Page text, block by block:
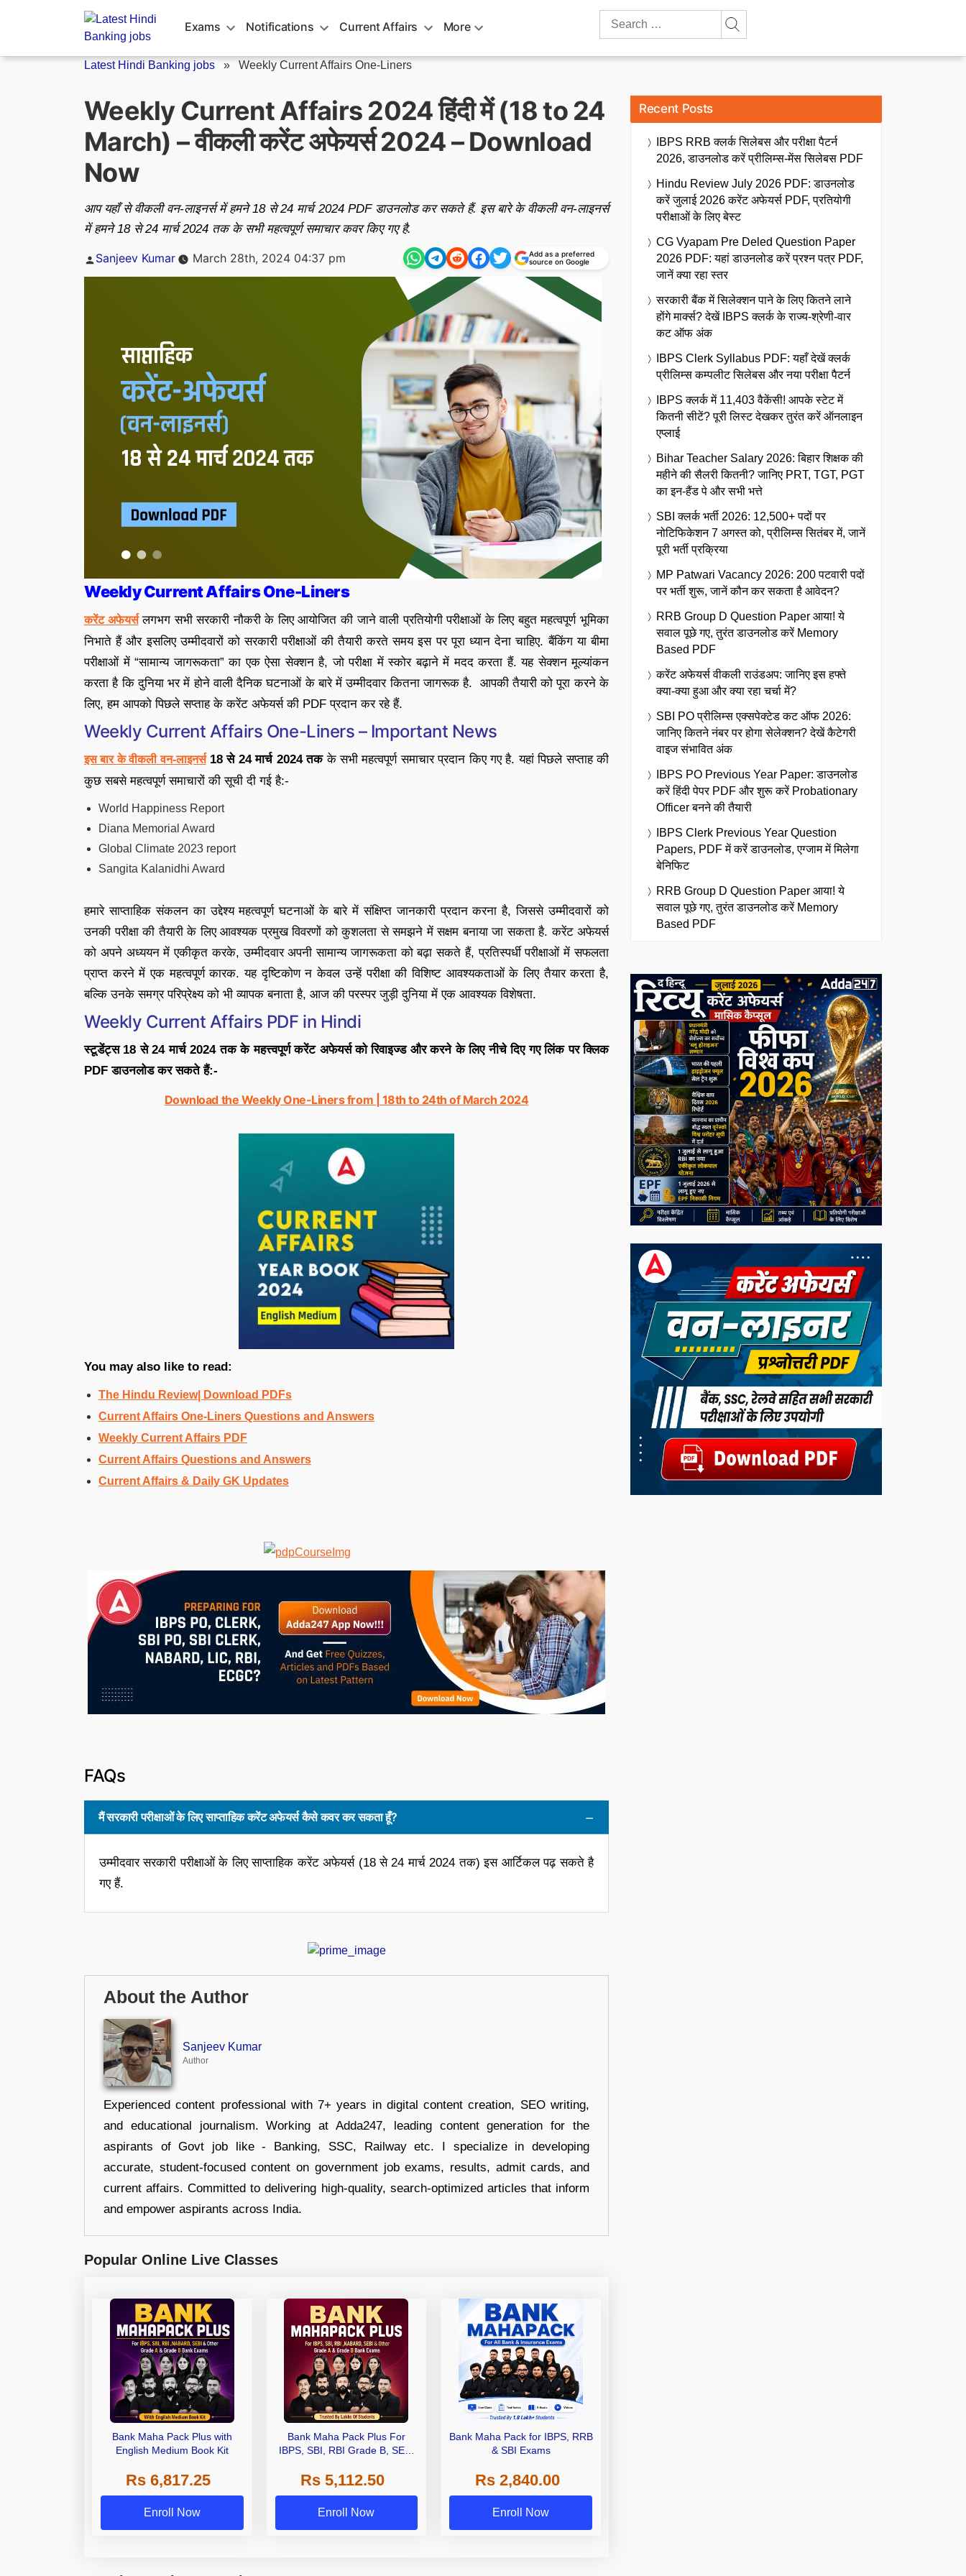
Exams Notifications Current Affairs More
Search
Latest Hindi Banking jobs » Weekly Current Affairs One-Liners
Weekly Current Affairs 2024 हिंदी में (18 to 24
March) – वीकली करेंट अफेयर्स 2024 – Download
Now
आप यहाँ से वीकली वन-लाइनर्स में हमने 18 से 24 मार्च 2024 PDF डाउनलोड कर सकते हैं. इस बारे के वीकली वन-लाइनर्स
में हमने 18 से 24 मार्च 2024 तक के सभी महत्वपूर्ण समाचार कवर किए गए है.
Posted
Sanjeev Kumar March 28th, 2024 04:37 pm
Add as a preferred
source on Google
Weekly Current Affairs One-Liners
करेंट अफेयर्सलगभग सभी सरकारी नौकरी के लिए आयोजित की जाने वाली प्रतियोगी परीक्षाओं के लिए बहुत महत्वपूर्ण भूमिका
निभाते हैं और इसलिए उम्मीदवारों को सरकारी परीक्षाओं की तैयारी करते समय इस पर पूरा ध्यान देना चाहिए. बैंकिंग या बीमा
परीक्षाओं में “सामान्य जागरूकता” का एक ऐसा सेक्शन है, जो परीक्षा में स्कोर बढ़ाने में मदद करता हैं. यह सेक्शन मूल्यांकन
करता है कि दुनिया भर में होने वाली दैनिक घटनाओं के बारे में उम्मीदवार कितना जागरूक है. आपकी तैयारी को पूरा करने के
लिए, हम आपको पिछले सप्ताह के करेंट अफेयर्स की PDF प्रदान कर रहे हैं.
Weekly Current Affairs One-Liners – Important News
इस बार के वीकली वन-लाइनर्स 18 से 24 मार्च 2024 तकके सभी महत्वपूर्ण समाचार प्रदान किए गए है. यहां पिछले सप्ताह की
कुछ सबसे महत्वपूर्ण समाचारों की सूची दी गई है:-
World Happiness Report
Diana Memorial Award
Global Climate 2023 report
Sangita Kalanidhi Award
हमारे साप्ताहिक संकलन का उद्देश्य महत्वपूर्ण घटनाओं के बारे में संक्षिप्त जानकारी प्रदान करना है, जिससे उम्मीदवारों को
उनकी परीक्षा की तैयारी के लिए आवश्यक प्रमुख विवरणों को कुशलता से समझने में सक्षम बनाया जा सकता है. करेंट अफेयर्स
को अपने अध्ययन में एकीकृत करके, उम्मीदवार अपनी सामान्य जागरूकता को बढ़ा सकते हैं, प्रतिस्पर्धी परीक्षाओं में सफलता
प्राप्त करने में एक महत्वपूर्ण कारक. यह दृष्टिकोण न केवल उन्हें परीक्षा की विशिष्ट आवश्यकताओं के लिए तैयार करता है,
बल्कि उनके समग्र परिप्रेक्ष्य को भी व्यापक बनाता है, आज की परस्पर जुड़ी दुनिया में एक आवश्यक विशेषता.
Weekly Current Affairs PDF in Hindi
स्टूडेंट्स 18 से 24 मार्च 2024 तक के महत्त्वपूर्ण करेंट अफेयर्स को रिवाइज्ड और करने के लिए नीचे दिए गए लिंक पर क्लिक
PDF डाउनलोड कर सकते हैं:-
Download the Weekly One-Liners from | 18th to 24th of March 2024
You may also like to read:
The Hindu Review| Download PDFs
Current Affairs One-Liners Questions and Answers
Weekly Current Affairs PDF
Current Affairs Questions and Answers
Current Affairs & Daily GK Updates
FAQs
मैं सरकारी परीक्षाओं के लिए साप्ताहिक करेंट अफेयर्स कैसे कवर कर सकता हूँ?
उम्मीदवार सरकारी परीक्षाओं के लिए साप्ताहिक करेंट अफेयर्स (18 से 24 मार्च 2024 तक) इस आर्टिकल पढ़ सकते है
गए हैं.
About the Author
Sanjeev Kumar
Author
Experienced content professional with 7+ years in digital content creation, SEO writing,
and educational journalism. Working at Adda247, leading content generation for the
aspirants of Govt job like - Banking, SSC, Railway etc. I specialize in developing
accurate, student-focused content on government job exams, results, admit cards, and
current affairs. Committed to delivering high-quality, search-optimized articles that inform
and empower aspirants across India.
Popular Online Live Classes
Bank Maha Pack Plus with
English Medium Book Kit
Rs 6,817.25
Enroll Now
Bank Maha Pack Plus For
IBPS, SBI, RBI Grade B, SEBI
Other Grade A & Grade B Bank
Exams
Rs 5,112.50
Enroll Now
Bank Maha Pack for IBPS, RRB
& SBI Exams
Rs 2,840.00
Enroll Now
Recent Posts
IBPS RRB क्लर्क सिलेबस और परीक्षा पैटर्न
2026, डाउनलोड करें प्रीलिम्स-मेंस सिलेबस PDF
Hindu Review July 2026 PDF: डाउनलोड
करें जुलाई 2026 करेंट अफेयर्स PDF, प्रतियोगी
परीक्षाओं के लिए बेस्ट
CG Vyapam Pre Deled Question Paper
2026 PDF: यहां डाउनलोड करें प्रश्न पत्र PDF,
जानें क्या रहा स्तर
सरकारी बैंक में सिलेक्शन पाने के लिए कितने लाने
होंगे मार्क्स? देखें IBPS क्लर्क के राज्य-श्रेणी-वार
कट ऑफ अंक
IBPS Clerk Syllabus PDF: यहाँ देखें क्लर्क
प्रीलिम्स कम्पलीट सिलेबस और नया परीक्षा पैटर्न
IBPS क्लर्क में 11,403 वैकेंसी! आपके स्टेट में
कितनी सीटें? पूरी लिस्ट देखकर तुरंत करें ऑनलाइन
एप्लाई
Bihar Teacher Salary 2026: बिहार शिक्षक की
महीने की सैलरी कितनी? जानिए PRT, TGT, PGT
का इन-हैंड पे और सभी भत्ते
SBI क्लर्क भर्ती 2026: 12,500+ पदों पर
नोटिफिकेशन 7 अगस्त को, प्रीलिम्स सितंबर में, जानें
पूरी भर्ती प्रक्रिया
MP Patwari Vacancy 2026: 200 पटवारी पदों
पर भर्ती शुरू, जानें कौन कर सकता है आवेदन?
RRB Group D Question Paper आया! ये
सवाल पूछे गए, तुरंत डाउनलोड करें Memory
Based PDF
करेंट अफेयर्स वीकली राउंडअप: जानिए इस हफ्ते
क्या-क्या हुआ और क्या रहा चर्चा में?
SBI PO प्रीलिम्स एक्सपेक्टेड कट ऑफ 2026:
जानिए कितने नंबर पर होगा सेलेक्शन? देखें कैटेगरी
वाइज संभावित अंक
IBPS PO Previous Year Paper: डाउनलोड
करें हिंदी पेपर PDF और शुरू करें Probationary
Officer बनने की तैयारी
IBPS Clerk Previous Year Question
Papers, PDF में करें डाउनलोड, एग्जाम में मिलेगा
बेनिफिट
RRB Group D Question Paper आया! ये
सवाल पूछे गए, तुरंत डाउनलोड करें Memory
Based PDF